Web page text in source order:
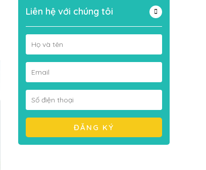
Liên hệ với chúng tôi
ĐĂNG KÝ